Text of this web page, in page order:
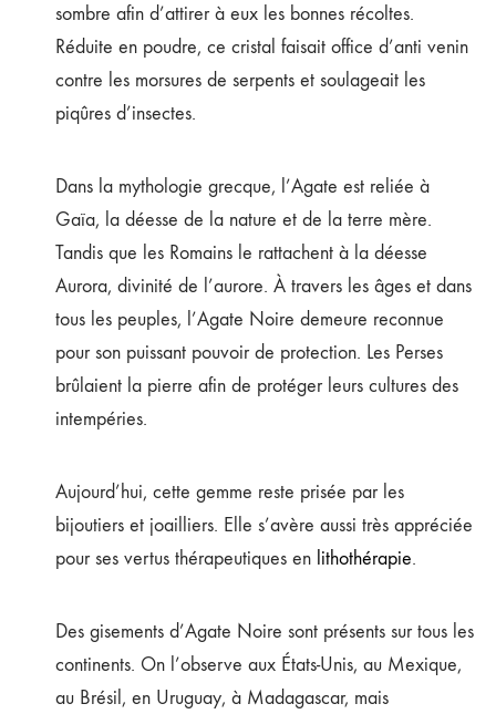
sombre afin d’attirer à eux les bonnes récoltes.
Réduite en poudre, ce cristal faisait office d’anti venin
contre les morsures de serpents et soulageait les
piqûres d’insectes.
Dans la mythologie grecque, l’Agate est reliée à
Gaïa, la déesse de la nature et de la terre mère.
Tandis que les Romains le rattachent à la déesse
Aurora, divinité de l’aurore. À travers les âges et dans
tous les peuples, l’Agate Noire demeure reconnue
pour son puissant pouvoir de protection. Les Perses
brûlaient la pierre afin de protéger leurs cultures des
intempéries.
Aujourd’hui, cette gemme reste prisée par les
bijoutiers et joailliers. Elle s’avère aussi très appréciée
pour ses vertus thérapeutiques en lithothérapie.
Des gisements d’Agate Noire sont présents sur tous les
continents. On l’observe aux États-Unis, au Mexique,
au Brésil, en Uruguay, à Madagascar, mais